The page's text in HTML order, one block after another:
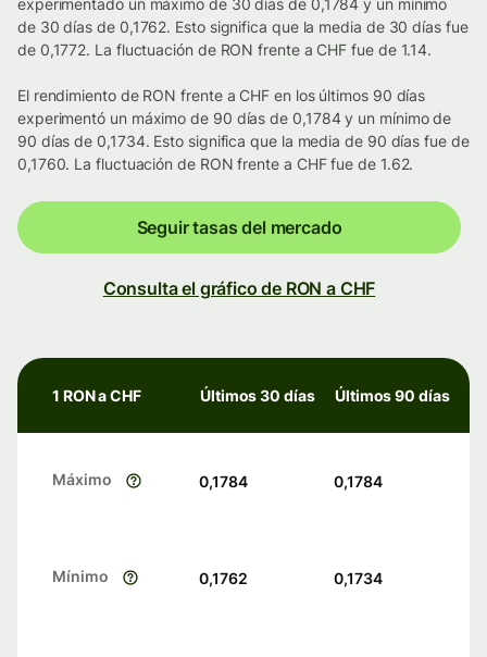
experimentado un máximo de 30 días de 0,1784 y un mínimo
de 30 días de 0,1762. Esto significa que la media de 30 días fue
de 0,1772. La fluctuación de RON frente a CHF fue de 1.14.
El rendimiento de RON frente a CHF en los últimos 90 días
experimentó un máximo de 90 días de 0,1784 y un mínimo de
90 días de 0,1734. Esto significa que la media de 90 días fue de
0,1760. La fluctuación de RON frente a CHF fue de 1.62.
Seguir tasas del mercado
Consulta el gráfico de RON a CHF
1 RON a CHF Últimos 30 días Últimos 90 días
Máximo 0,1784 0,1784
Mínimo 0,1762 0,1734